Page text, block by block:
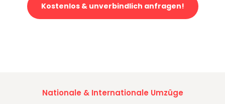
Kostenlos & unverbindlich anfragen!
Nationale & Internationale Umzüge